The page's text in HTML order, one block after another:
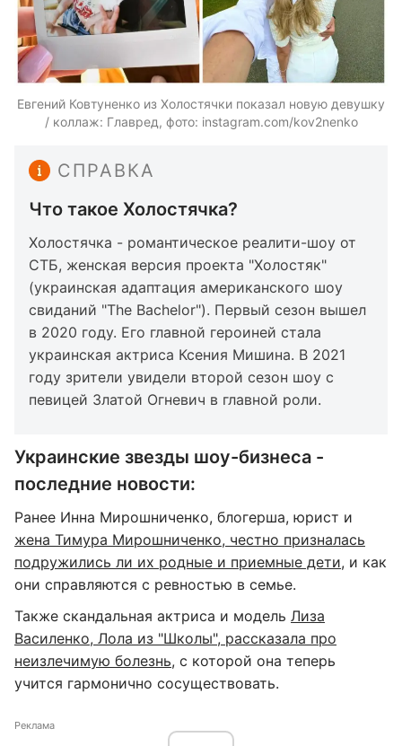
Евгений Ковтуненко из Холостячки показал новую девушку
/ коллаж: Главред, фото: instagram.com/kov2nenko
СПРАВКА
Что такое Холостячка?
Холостячка - романтическое реалити-шоу от
СТБ, женская версия проекта "Холостяк"
(украинская адаптация американского шоу
свиданий "The Bachelor"). Первый сезон вышел
в 2020 году. Его главной героиней стала
украинская актриса Ксения Мишина. В 2021
году зрители увидели второй сезон шоу с
певицей Златой Огневич в главной роли.
Украинские звезды шоу-бизнеса -
последние новости:
Ранее Инна Мирошниченко, блогерша, юрист и
жена Тимура Мирошниченко, честно призналась
подружились ли их родные и приемные дети, и как
они справляются с ревностью в семье.
Также скандальная актриса и модель Лиза
Василенко, Лола из "Школы", рассказала про
неизлечимую болезнь, с которой она теперь
учится гармонично сосуществовать.
Реклама